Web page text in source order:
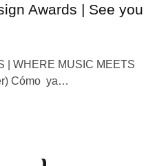
Awards | See you
| WHERE MUSIC MEETS
Cómo ya…